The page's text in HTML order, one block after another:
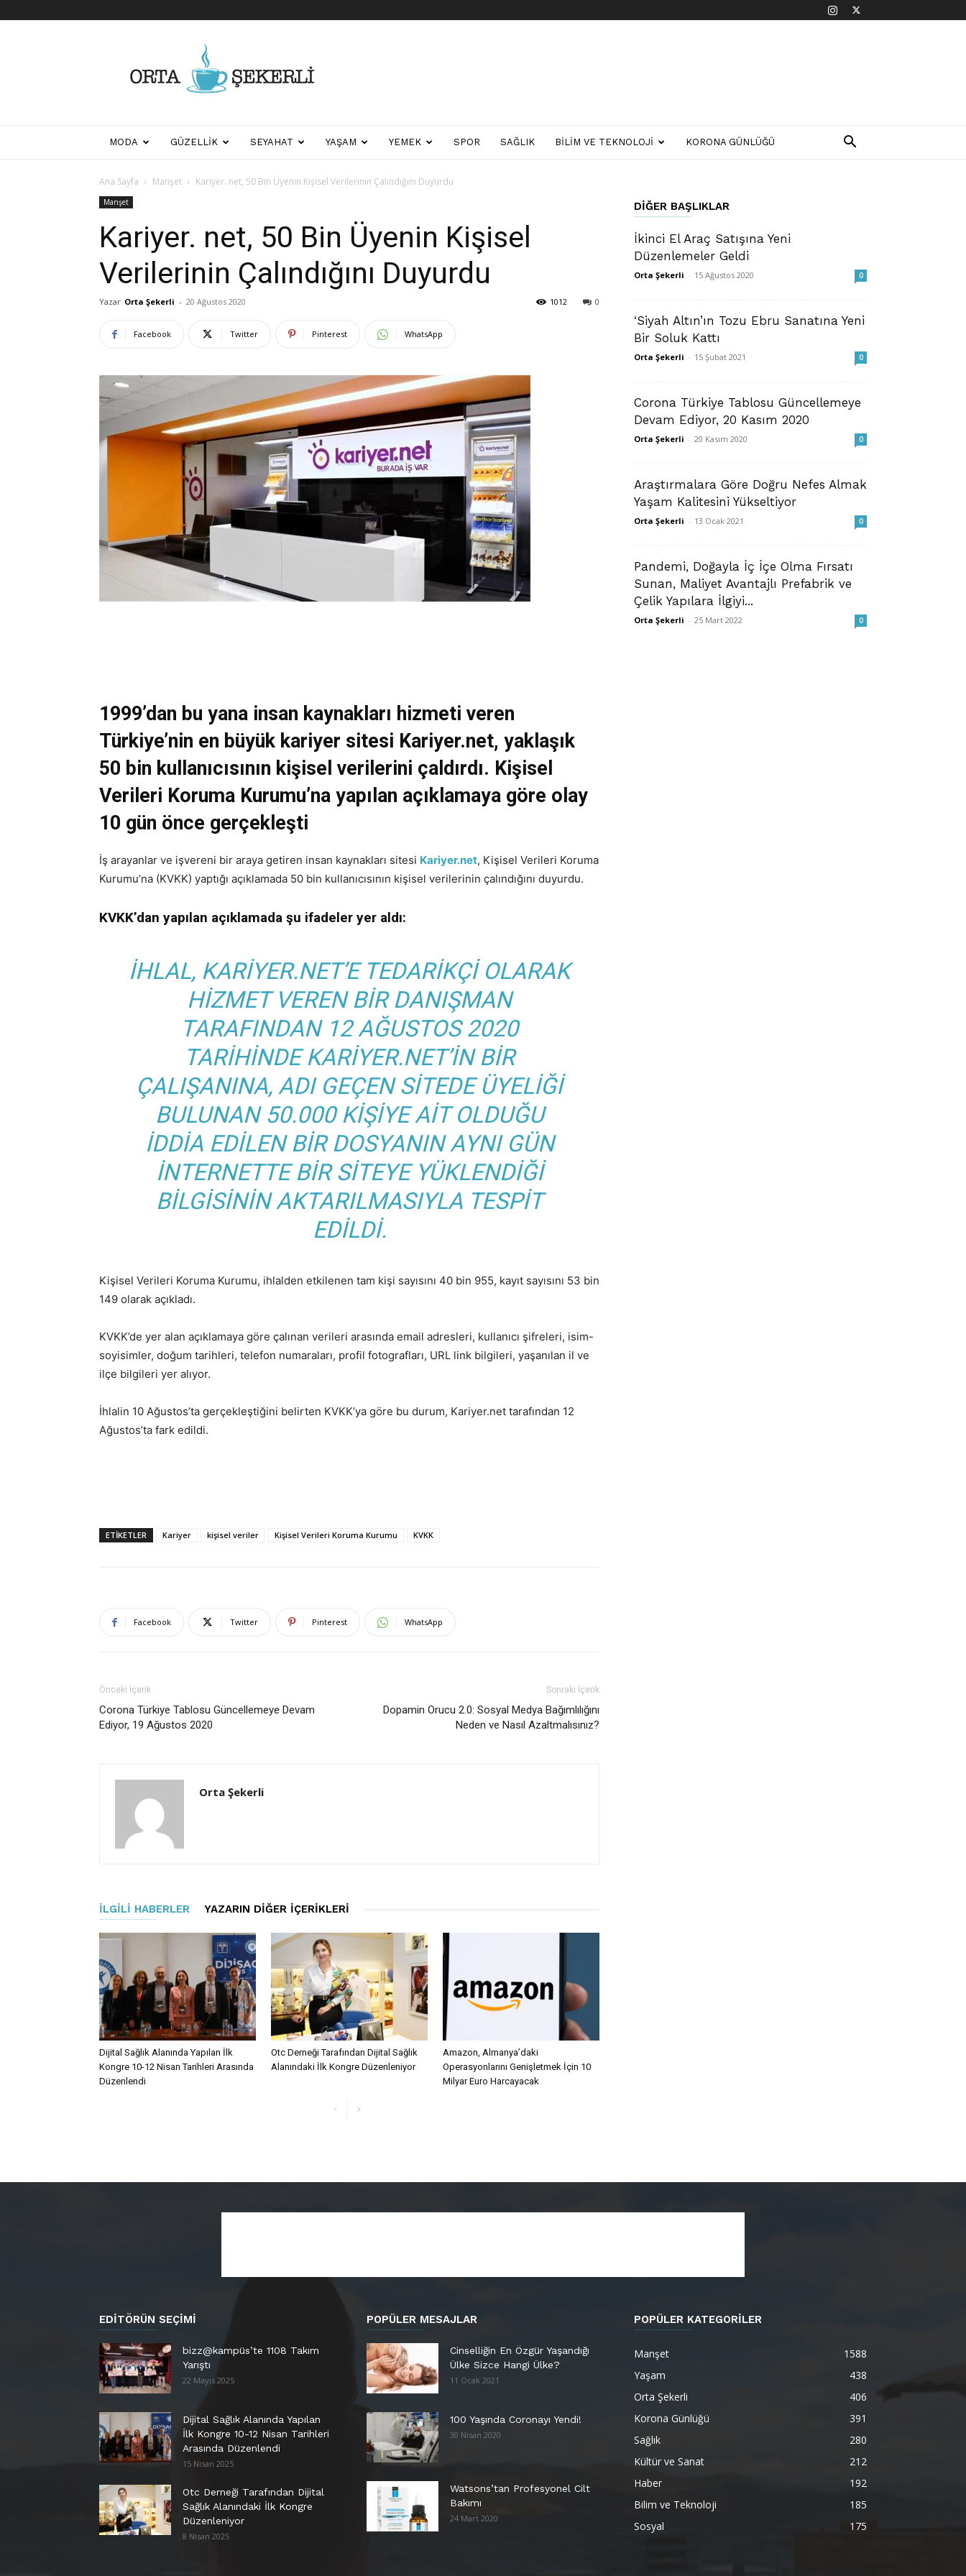
Biraz
Biraz
MODA GÜZELLIK SEYAHAT YAŞAM YEMEK SPOR SAĞLIK BILIM VE TEKNOLOJI KORONA GÜNLÜĞÜ
Ana Sayfa Manşet Kariyer. net, 50 Bin Üyenin Kişisel Verilerinin Çalındığını Duyurdu
Manşet
Kariyer. net, 50 Bin Üyenin Kişisel
Verilerinin Çalındığını Duyurdu
Yazar Orta Şekerli - 20 Ağustos 2020 0
1012
Facebook Twitter Pinterest WhatsApp
1999’dan bu yana insan kaynakları hizmeti veren
Türkiye’nin en büyük kariyer sitesi Kariyer.net, yaklaşık
50 bin kullanıcısının kişisel verilerini çaldırdı. Kişisel
Verileri Koruma Kurumu’na yapılan açıklamaya göre olay
10 gün önce gerçekleşti
İş arayanlar ve işvereni bir araya getiren insan kaynakları sitesi Kariyer.net, Kişisel Verileri Koruma
Kurumu’na (KVKK) yaptığı açıklamada 50 bin kullanıcısının kişisel verilerinin çalındığını duyurdu.
KVKK’dan yapılan açıklamada şu ifadeler yer aldı:
İHLAL, KARIYER.NET’E TEDARIKÇI OLARAK
HIZMET VEREN BIR DANIŞMAN
TARAFINDAN 12 AĞUSTOS 2020
TARIHINDE KARIYER.NET’IN BIR
ÇALIŞANINA, ADI GEÇEN SITEDE ÜYELIĞI
BULUNAN 50.000 KIŞIYE AIT OLDUĞU
IDDIA EDILEN BIR DOSYANIN AYNI GÜN
INTERNETTE BIR SITEYE YÜKLENDIĞI
BILGISININ AKTARILMASIYLA TESPIT
EDILDI.
Kişisel Verileri Koruma Kurumu, ihlalden etkilenen tam kişi sayısını 40 bin 955, kayıt sayısını 53 bin
149 olarak açıkladı.
KVKK’de yer alan açıklamaya göre çalınan verileri arasında email adresleri, kullanıcı şifreleri, isim-
soyisimler, doğum tarihleri, telefon numaraları, profil fotografları, URL link bilgileri, yaşanılan il ve
ilçe bilgileri yer alıyor.
İhlalin 10 Ağustos’ta gerçekleştiğini belirten KVKK’ya göre bu durum, Kariyer.net tarafından 12
Ağustos’ta fark edildi.
ETIKETLER Kariyer kişisel veriler Kişisel Verileri Koruma Kurumu KVKK
Facebook Twitter Pinterest WhatsApp
Önceki İçerik
Corona Türkiye Tablosu Güncellemeye Devam
Ediyor, 19 Ağustos 2020
Sonraki İçerik
Dopamin Orucu 2.0: Sosyal Medya Bağımlılığını
Neden ve Nasıl Azaltmalısınız?
Orta Şekerli
İLGILI HABERLER YAZARIN DIĞER İÇERIKLERI
Dijital Sağlık Alanında Yapılan İlk
Kongre 10-12 Nisan Tarihleri Arasında
Düzenlendi
Otc Derneği Tarafından Dijital Sağlık
Alanındaki İlk Kongre Düzenleniyor
Amazon, Almanya’daki
Operasyonlarını Genişletmek İçin 10
Milyar Euro Harcayacak
DIĞER BAŞLIKLAR
İkinci El Araç Satışına Yeni
Düzenlemeler Geldi
Orta Şekerli - 15 Ağustos 2020 0
‘Siyah Altın’ın Tozu Ebru Sanatına Yeni
Bir Soluk Kattı
Orta Şekerli - 15 Şubat 2021 0
Corona Türkiye Tablosu Güncellemeye
Devam Ediyor, 20 Kasım 2020
Orta Şekerli - 20 Kasım 2020 0
Araştırmalara Göre Doğru Nefes Almak
Yaşam Kalitesini Yükseltiyor
Orta Şekerli - 13 Ocak 2021 0
Pandemi, Doğayla İç İçe Olma Fırsatı
Sunan, Maliyet Avantajlı Prefabrik ve
Çelik Yapılara İlgiyi...
Orta Şekerli - 25 Mart 2022 0
EDITÖRÜN SEÇIMI
bizz@kampüs’te 1108 Takım
Yarıştı
22 Mayıs 2025
Dijital Sağlık Alanında Yapılan
İlk Kongre 10-12 Nisan Tarihleri
Arasında Düzenlendi
15 Nisan 2025
Otc Derneği Tarafından Dijital
Sağlık Alanındaki İlk Kongre
Düzenleniyor
8 Nisan 2025
POPÜLER MESAJLAR
Cinselliğin En Özgür Yaşandığı
Ülke Sizce Hangi Ülke?
11 Ocak 2021
100 Yaşında Coronayı Yendi!
30 Nisan 2020
Watsons’tan Profesyonel Cilt
Bakımı
24 Mart 2020
POPÜLER KATEGORİLER
Manşet
1588
Yaşam
438
Orta Şekerli
406
Korona Günlüğü
391
Sağlık
280
Kültür ve Sanat
212
Haber
192
Bilim ve Teknoloji
185
Sosyal
175